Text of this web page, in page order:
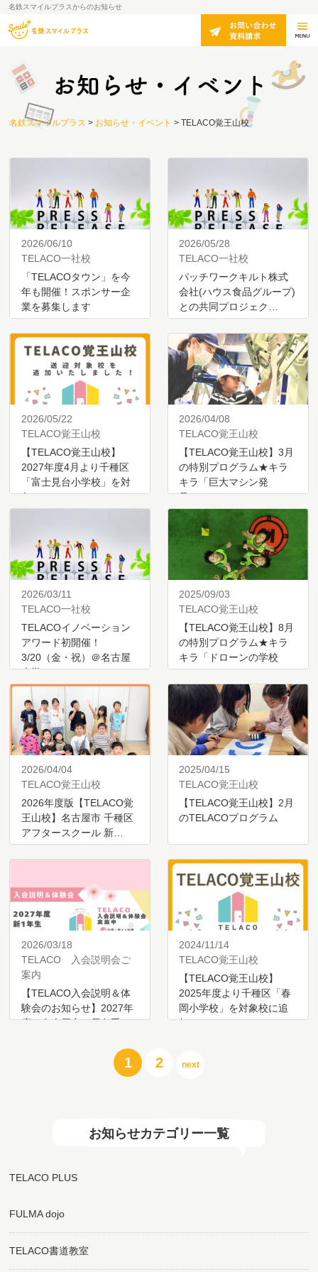
名鉄スマイルプラスからのお知らせ
名鉄スマイルプラス > お知らせ・イベント > TELACO覚王山校
2026/06/10
TELACO一社校
「TELACOタウン」を今
年も開催！スポンサー企
業を募集します
2026/05/28
TELACO一社校
パッチワークキルト株式
会社(ハウス食品グループ)
との共同プロジェク…
2026/05/22
TELACO覚王山校
【TELACO覚王山校】
2027年度4月より千種区
「富士見台小学校」を対
象…
2026/04/08
TELACO覚王山校
【TELACO覚王山校】3月
の特別プログラム★キラ
キラ「巨大マシン発
見？…
2026/03/11
TELACO一社校
TELACOイノベーション
アワード初開催！
3/20（金・祝）＠名古屋
大学
2025/09/03
TELACO覚王山校
【TELACO覚王山校】8月
の特別プログラム★キラ
キラ「ドローンの学校
に…
2026/04/04
TELACO覚王山校
2026年度版【TELACO覚
王山校】名古屋市 千種区
アフタースクール 新…
2025/04/15
TELACO覚王山校
【TELACO覚王山校】2月
のTELACOプログラム
2026/03/18
TELACO 入会説明会ご
案内
【TELACO入会説明＆体
験会のお知らせ】2027年
度 名古屋市・長久手
2024/11/14
TELACO覚王山校
【TELACO覚王山校】
2025年度より千種区「春
岡小学校」を対象校に追
加…
1 2 next
お知らせカテゴリー一覧
TELACO PLUS
FULMA dojo
TELACO書道教室